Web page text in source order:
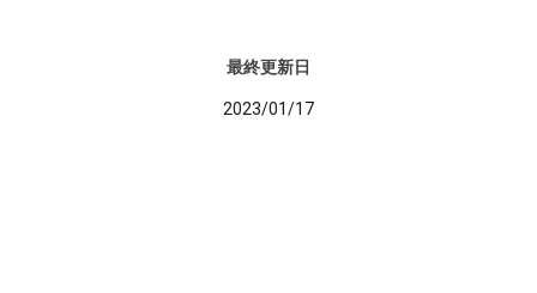
最終更新日
2023/01/17